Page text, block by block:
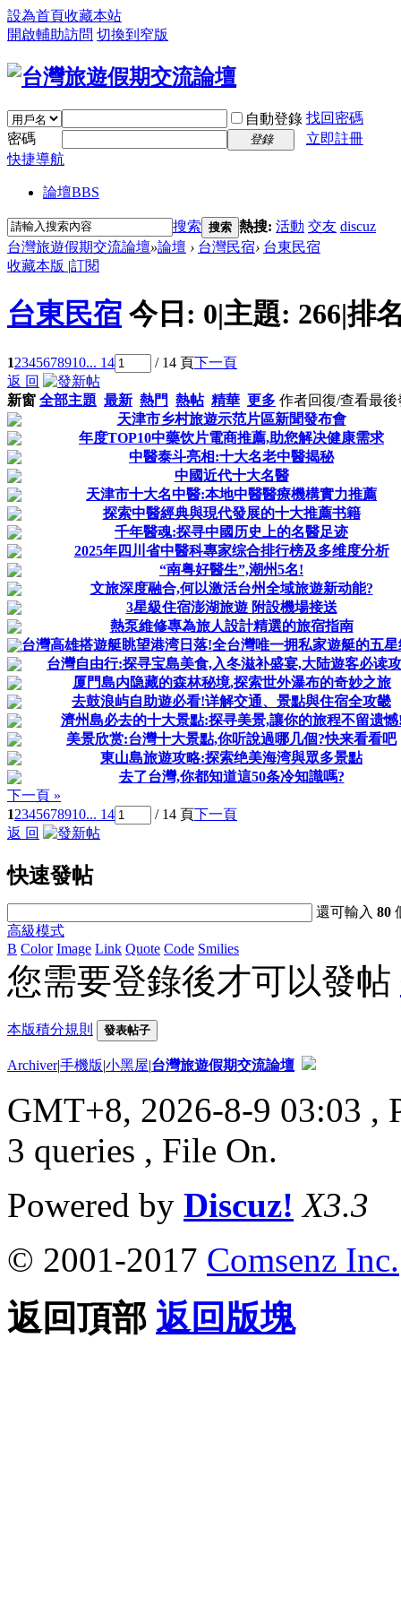
設為首頁收藏本站
開啟輔助訪問 切換到窄版
自動登錄 找回密碼
密碼
登錄
立即註冊
快捷導航
論壇BBS
搜索 搜索 熱搜: 活動 交友 discuz
台灣旅遊假期交流論壇»論壇 › 台灣民宿› 台東民宿
收藏本版 |訂閱
台東民宿 今日: 0|主題: 266|排
12345678910... 14 / 14 頁下一頁
返 回
新窗 全部主題 最新 熱門 熱帖 精華 更多 作者回復/查看最後
天津市乡村旅遊示范片區新聞發布會
年度TOP10中藥饮片電商推薦,助您解决健康需求
中醫泰斗亮相:十大名老中醫揭秘
中國近代十大名醫
天津市十大名中醫:本地中醫醫療機構實力推薦
探索中醫經典與現代發展的十大推薦书籍
千年醫魂:探寻中國历史上的名醫足迹
2025年四川省中醫科專家综合排行榜及多维度分析
“南粤好醫生”,潮州5名!
文旅深度融合,何以激活台州全域旅遊新动能?
3星級住宿澎湖旅遊 附設機場接送
熱泵維修專為旅人設計精選的旅宿指南
台灣高雄搭遊艇眺望港湾日落!全台灣唯一拥私家遊艇的五
台灣自由行:探寻宝島美食,入冬滋补盛宴,大陆遊客必读
厦門島内隐藏的森林秘境,探索世外瀑布的奇妙之旅
去鼓浪屿自助遊必看!详解交通、景點與住宿全攻畿
濟州島必去的十大景點:探寻美景,讓你的旅程不留遗憾
美景欣赏:台灣十大景點,你听說過哪几個?快来看看吧
東山島旅遊攻略:探索绝美海湾與眾多景點
去了台灣,你都知道這50条冷知識嗎?
下一頁 »
12345678910... 14 / 14 頁下一頁
返 回
快速發帖
還可輸入80
高級模式
B Color Image Link Quote Code Smilies
您需要登錄後才可以發帖
本版積分規則 發表帖子
Archiver|手機版|小黑屋|台灣旅遊假期交流論壇
GMT+8, 2026-8-9 03:03 ,
3 queries , File On.
Powered by Discuz! X3.3
© 2001-2017 Comsenz Inc.
返回頂部 返回版塊